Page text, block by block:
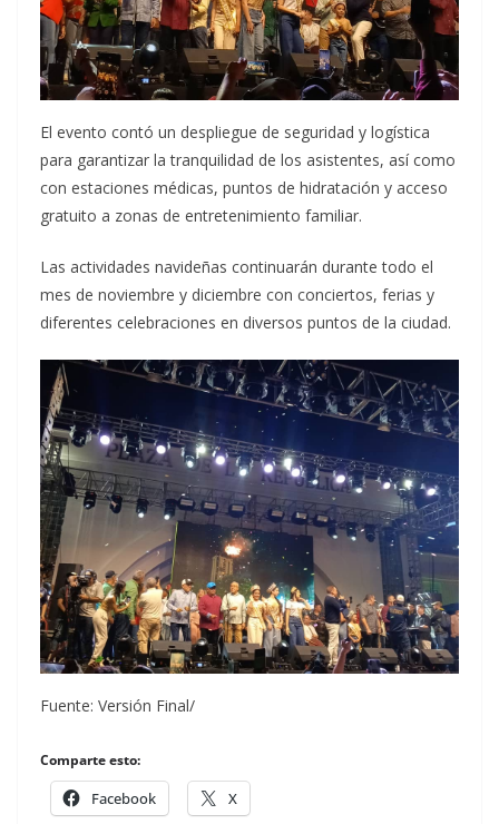
El evento contó un despliegue de seguridad y logística
para garantizar la tranquilidad de los asistentes, así como
con estaciones médicas, puntos de hidratación y acceso
gratuito a zonas de entretenimiento familiar.
Las actividades navideñas continuarán durante todo el
mes de noviembre y diciembre con conciertos, ferias y
diferentes celebraciones en diversos puntos de la ciudad.
Fuente: Versión Final/
Comparte esto:
Facebook X